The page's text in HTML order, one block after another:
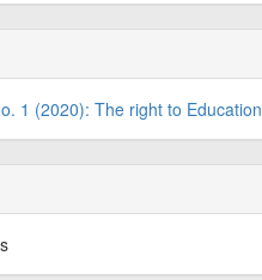
1 (2020): The right to Education